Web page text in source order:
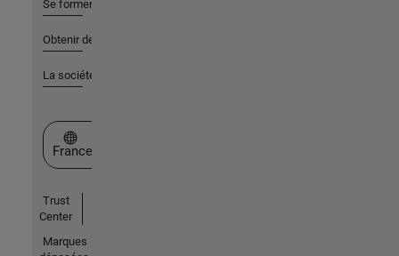
Se former
Obtenir de l'aide
La société
Sélectionner un site web
France
Trust
Center
Marques